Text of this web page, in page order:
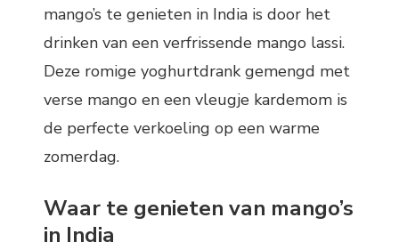
mango’s te genieten in India is door het
drinken van een verfrissende mango lassi.
Deze romige yoghurtdrank gemengd met
verse mango en een vleugje kardemom is
de perfecte verkoeling op een warme
zomerdag.
Waar te genieten van mango’s
in India